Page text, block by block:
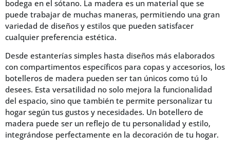
bodega en el sótano. La madera es un material que se
puede trabajar de muchas maneras, permitiendo una gran
variedad de diseños y estilos que pueden satisfacer
cualquier preferencia estética.
Desde estanterías simples hasta diseños más elaborados
con compartimentos específicos para copas y accesorios, los
botelleros de madera pueden ser tan únicos como tú lo
desees. Esta versatilidad no solo mejora la funcionalidad
del espacio, sino que también te permite personalizar tu
hogar según tus gustos y necesidades. Un botellero de
madera puede ser un reflejo de tu personalidad y estilo,
integrándose perfectamente en la decoración de tu hogar.